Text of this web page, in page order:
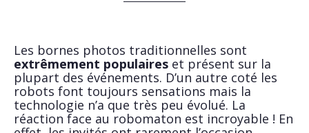
Les bornes photos traditionnelles sont
extrêmement populaires et présent sur la
plupart des événements. D’un autre coté les
robots font toujours sensations mais la
technologie n’a que très peu évolué. La
réaction face au robomaton est incroyable ! En